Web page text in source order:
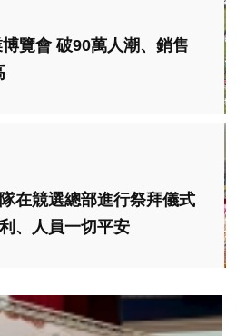
覽會 破90萬人潮、銷售
在競選總部進行祭拜儀式
、人員一切平安